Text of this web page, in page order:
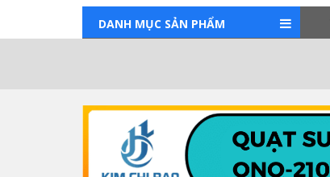
DANH MỤC SẢN PHẨM